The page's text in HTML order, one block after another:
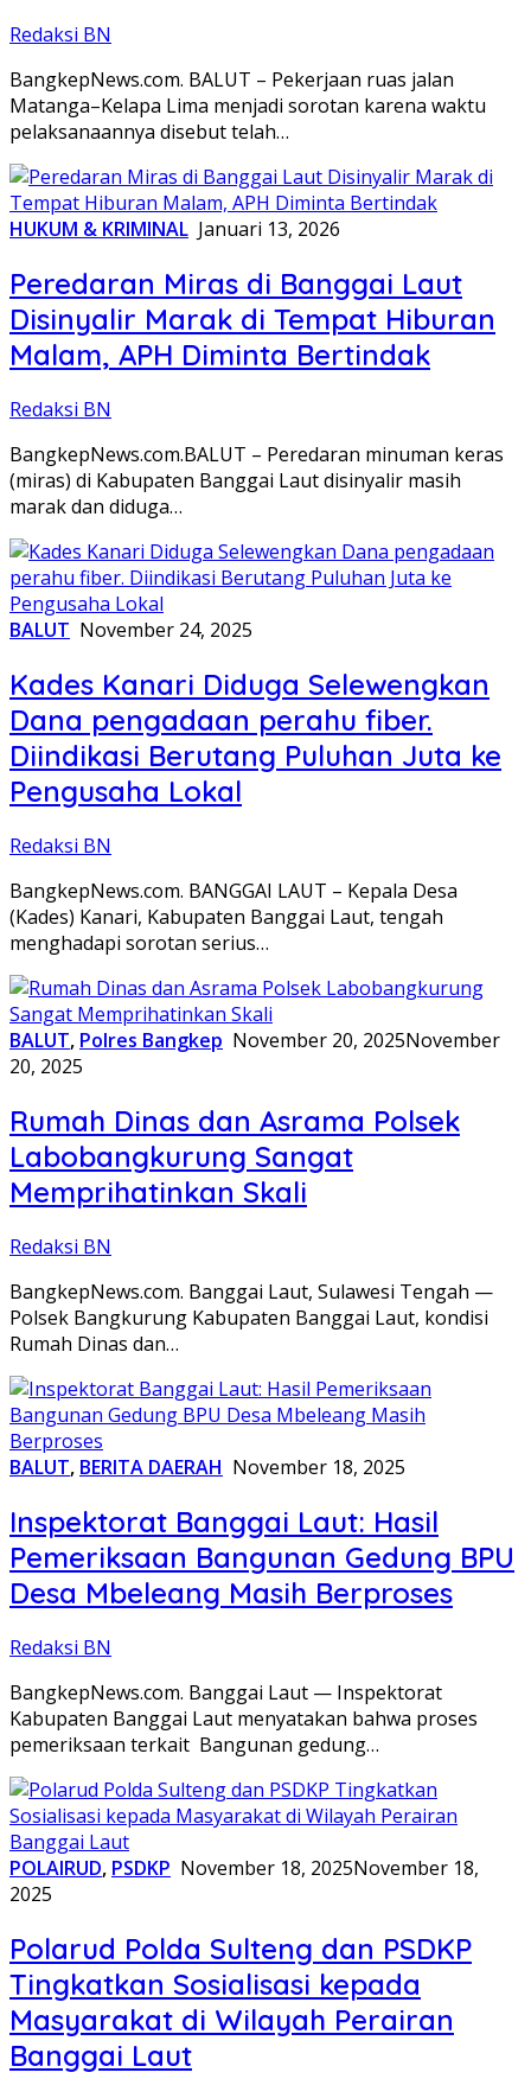
Redaksi BN
BangkepNews.com. BALUT – Pekerjaan ruas jalan
Matanga–Kelapa Lima menjadi sorotan karena waktu
pelaksanaannya disebut telah…
HUKUM & KRIMINAL Januari 13, 2026
Peredaran Miras di Banggai Laut
Disinyalir Marak di Tempat Hiburan
Malam, APH Diminta Bertindak
Redaksi BN
BangkepNews.com.BALUT – Peredaran minuman keras
(miras) di Kabupaten Banggai Laut disinyalir masih
marak dan diduga…
BALUT November 24, 2025
Kades Kanari Diduga Selewengkan
Dana pengadaan perahu fiber.
Diindikasi Berutang Puluhan Juta ke
Pengusaha Lokal
Redaksi BN
BangkepNews.com. BANGGAI LAUT – Kepala Desa
(Kades) Kanari, Kabupaten Banggai Laut, tengah
menghadapi sorotan serius…
BALUT, Polres Bangkep November 20, 2025November
20, 2025
Rumah Dinas dan Asrama Polsek
Labobangkurung Sangat
Memprihatinkan Skali
Redaksi BN
BangkepNews.com. Banggai Laut, Sulawesi Tengah —
Polsek Bangkurung Kabupaten Banggai Laut, kondisi
Rumah Dinas dan…
BALUT, BERITA DAERAH November 18, 2025
Inspektorat Banggai Laut: Hasil
Pemeriksaan Bangunan Gedung BPU
Desa Mbeleang Masih Berproses
Redaksi BN
BangkepNews.com. Banggai Laut — Inspektorat
Kabupaten Banggai Laut menyatakan bahwa proses
pemeriksaan terkait Bangunan gedung…
POLAIRUD, PSDKP November 18, 2025November 18,
2025
Polarud Polda Sulteng dan PSDKP
Tingkatkan Sosialisasi kepada
Masyarakat di Wilayah Perairan
Banggai Laut